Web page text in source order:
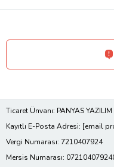
Ticaret Ünvanı: PANYAS
Kayıtlı E-Posta Adresi: [email
Vergi Numarası: 7210407924
Mersis Numarası: